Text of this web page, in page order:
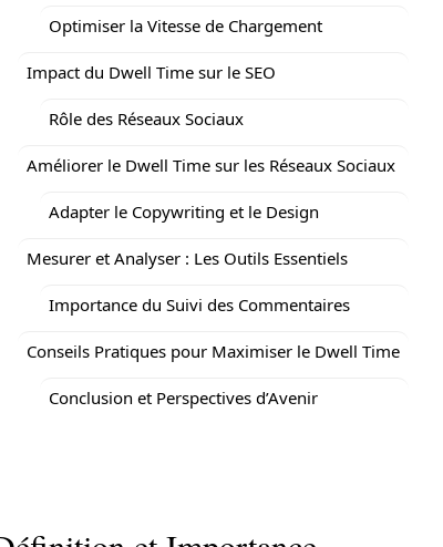
Optimiser la Vitesse de Chargement
Impact du Dwell Time sur le SEO
Rôle des Réseaux Sociaux
Améliorer le Dwell Time sur les Réseaux Sociaux
Adapter le Copywriting et le Design
Mesurer et Analyser : Les Outils Essentiels
Importance du Suivi des Commentaires
Conseils Pratiques pour Maximiser le Dwell Time
Conclusion et Perspectives d’Avenir